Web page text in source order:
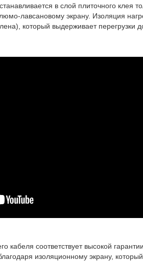
в слой плиточного клея
лавсановому экрану. Изоляция
который выдерживает перегрузки
кабеля соответствует высокой
изоляционному экрану,